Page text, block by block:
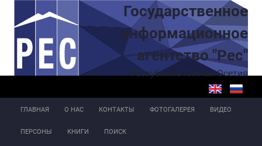
Перейти к основному содержаниюГосударственное
информационное
агентство "Рес"
Республика Южная Осетия
ГЛАВНАЯ О НАС КОНТАКТЫ ФОТОГАЛЕРЕЯ ВИДЕО
ПЕРСОНЫ КНИГИ ПОИСК